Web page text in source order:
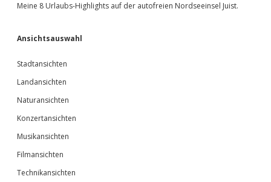
Meine 8 Urlaubs-Highlights auf der autofreien Nordseeinsel Juist.
Ansichtsauswahl
Stadtansichten
Landansichten
Naturansichten
Konzertansichten
Musikansichten
Filmansichten
Technikansichten